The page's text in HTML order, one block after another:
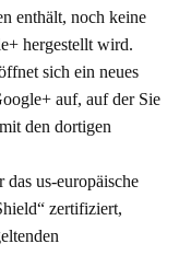
enthält, noch keine
hergestellt wird.
sich ein neues
auf, auf der Sie
den dortigen
us-europäische
zertifiziert,